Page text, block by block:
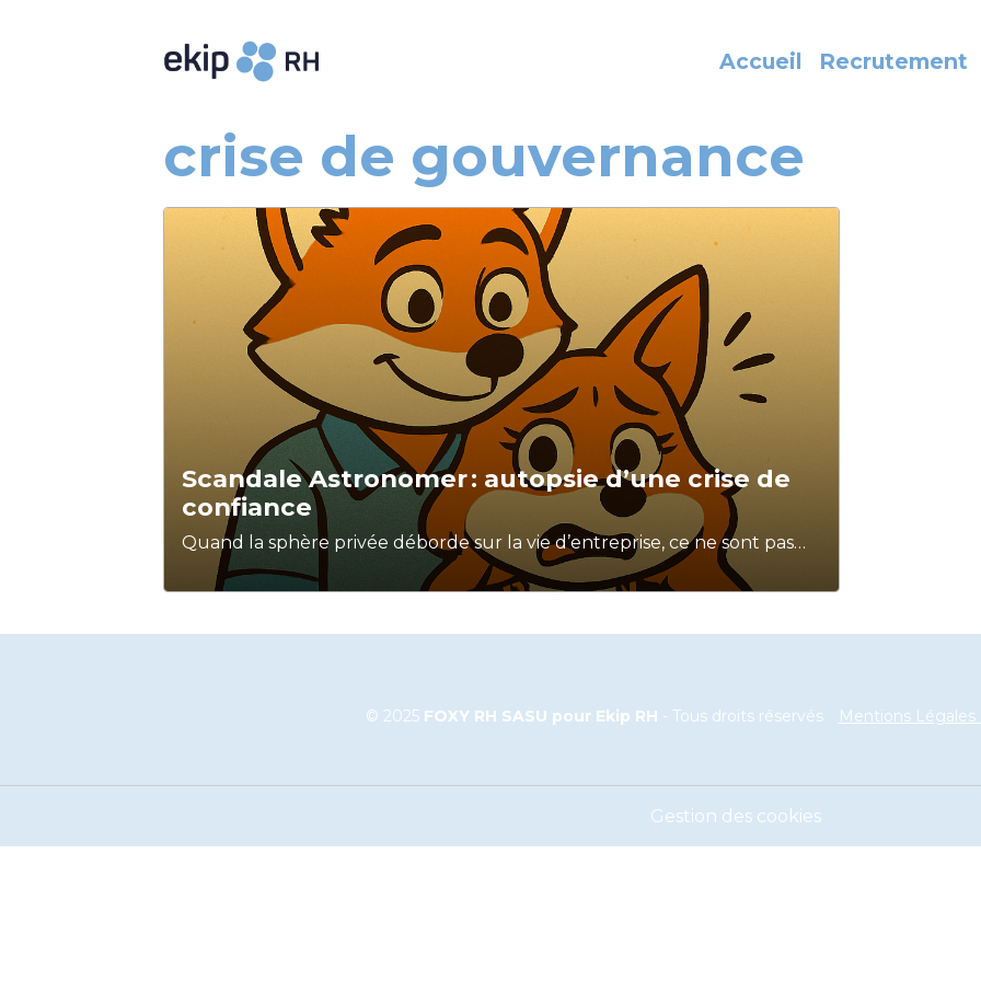
Accueil Recrutement
crise de gouvernance
Scandale Astronomer : autopsie d’une crise de
confiance
Quand la sphère privée déborde sur la vie d’entreprise, ce ne sont pas
seulement des réputations qui vacillent, mais toute une culture interne
qui se fissure.
© 2025 FOXY RH SASU pour Ekip RH - Tous droits réservés Mentions
Gestion des cookies